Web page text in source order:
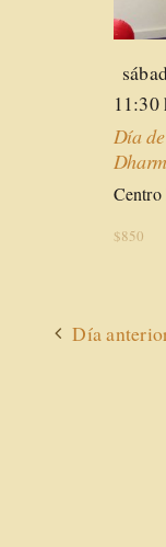
11:30
Día
$850
Día